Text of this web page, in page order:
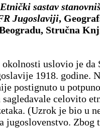
Etnički sastav
Jugoslaviji,
Stručna
uslovio je da
1918. godine.
postignuto u
celovito
(Uzrok je bio u
jugoslovenstvo. Zbog